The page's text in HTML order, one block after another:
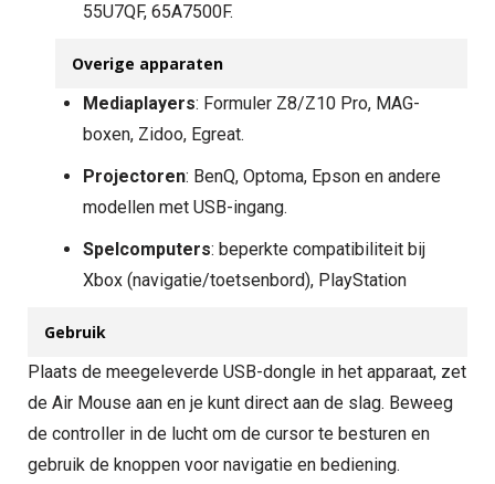
55U7QF, 65A7500F.
Overige apparaten
Mediaplayers: Formuler Z8/Z10 Pro, MAG-
boxen, Zidoo, Egreat.
Projectoren: BenQ, Optoma, Epson en andere
modellen met USB-ingang.
Spelcomputers: beperkte compatibiliteit bij
Xbox (navigatie/toetsenbord), PlayStation
Gebruik
Plaats de meegeleverde USB-dongle in het apparaat, zet
de Air Mouse aan en je kunt direct aan de slag. Beweeg
de controller in de lucht om de cursor te besturen en
gebruik de knoppen voor navigatie en bediening.